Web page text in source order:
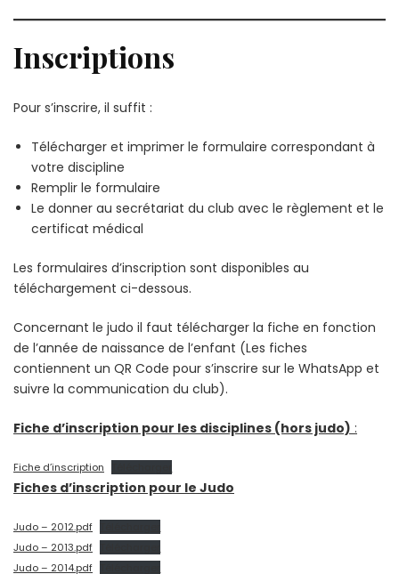
Inscriptions
Pour s’inscrire, il suffit :
Télécharger et imprimer le formulaire correspondant à
votre discipline
Remplir le formulaire
Le donner au secrétariat du club avec le règlement et le
certificat médical
Les formulaires d’inscription sont disponibles au
téléchargement ci-dessous.
Concernant le judo il faut télécharger la fiche en fonction
de l’année de naissance de l’enfant (Les fiches
contiennent un QR Code pour s’inscrire sur le WhatsApp et
suivre la communication du club).
Fiche d’inscription pour les disciplines (hors judo) :
Fiche d’inscription
Fiches d’inscription pour le Judo
Judo – 2012.pdf
Judo – 2013.pdf
Judo – 2014.pdf